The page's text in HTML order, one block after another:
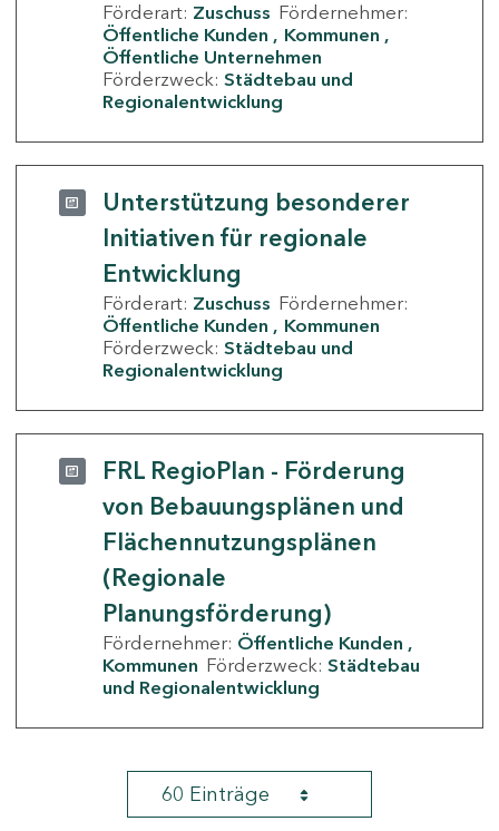
Förderart: Zuschuss Fördernehmer:
Öffentliche Kunden
Kommunen
Öffentliche Unternehmen
Förderzweck: Städtebau und
Regionalentwicklung
Unterstützung besonderer
Initiativen für regionale
Entwicklung
Förderart: Zuschuss Fördernehmer:
Öffentliche Kunden
Kommunen
Förderzweck: Städtebau und
Regionalentwicklung
FRL RegioPlan - Förderung
von Bebauungsplänen und
Flächennutzungsplänen
(Regionale
Planungsförderung)
Fördernehmer: Öffentliche Kunden
Kommunen Förderzweck: Städtebau
und Regionalentwicklung
60 Einträge